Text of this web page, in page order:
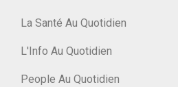
La Santé Au Quotidien
L'Info Au Quotidien
People Au Quotidien